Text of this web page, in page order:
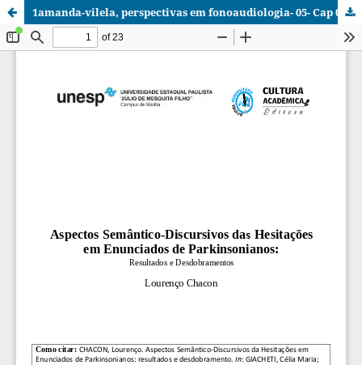
1amanda-vilela, perspectivas em fonoaudiologia- 05- Cap 04- Lourenço Chacon.pdf